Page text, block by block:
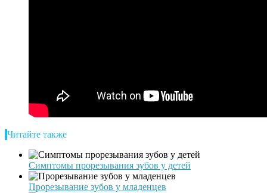
Читайте также
Симптомы прорезывания зубов у детей
Прорезывание зубов у младенцев